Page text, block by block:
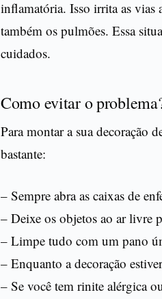
inflamatória. Isso irrita as vias
também os pulmões. Essa
cuidados.
Como evitar o
Para montar a sua decoração
bastante:
– Sempre abra as caixas de
– Deixe os objetos ao ar livre
– Limpe tudo com um pano
– Enquanto a decoração
– Se você tem rinite alérgica